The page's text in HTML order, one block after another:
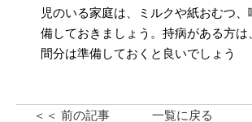
児のいる家庭は、ミルクや紙おむつ
備しておきましょう。持病がある方は
間分は準備しておくと良いでしょう
＜＜ 前の記事 一覧に戻る